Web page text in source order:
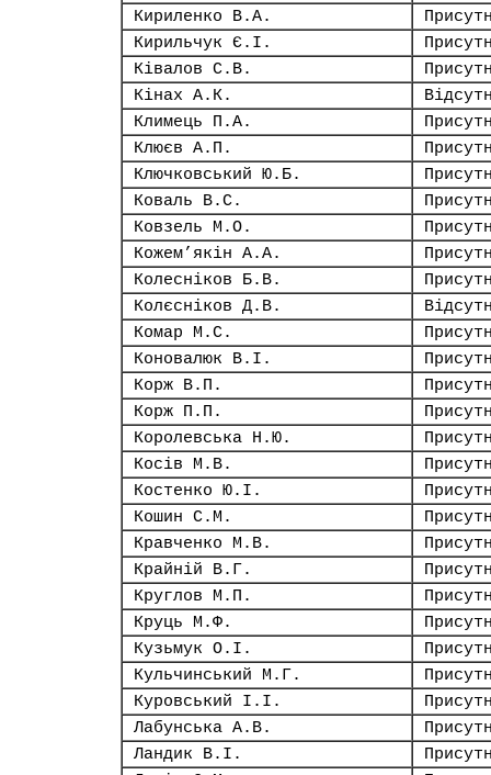
Кириленко В.А.
Кирильчук Є.І.
Ківалов С.В.
Кінах А.К.
Климець П.А.
Клюєв А.П.
Ключковський Ю.Б.
Коваль В.С.
Ковзель М.О.
Кожем’якін А.А.
Колесніков Б.В.
Колєсніков Д.В.
Комар М.С.
Коновалюк В.І.
Корж В.П.
Корж П.П.
Королевська Н.Ю.
Косів М.В.
Костенко Ю.І.
Кошин С.М.
Кравченко М.В.
Крайній В.Г.
Круглов М.П.
Круць М.Ф.
Кузьмук О.І.
Кульчинський М.Г.
Куровський І.І.
Лабунська А.В.
Ландик В.І.